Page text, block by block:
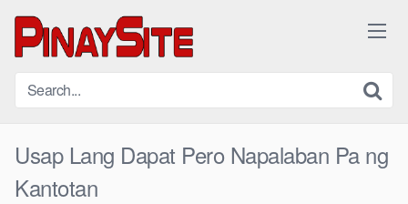
content
Usap Lang Dapat Pero Napalaban Pa ng
Kantotan